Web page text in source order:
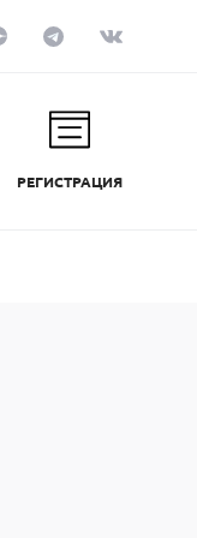
РЕГИСТРАЦИЯ